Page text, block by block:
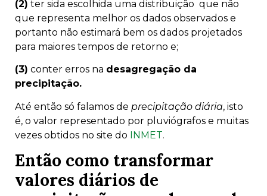
(2) ter sida escolhida uma distribuição que não
que representa melhor os dados observados e
portanto não estimará bem os dados projetados
para maiores tempos de retorno e;
(3) conter erros na desagregação da
precipitação.
Até então só falamos de precipitação diária, isto
é, o valor representado por pluviógrafos e muitas
vezes obtidos no site do INMET.
Então como transformar
valores diários de